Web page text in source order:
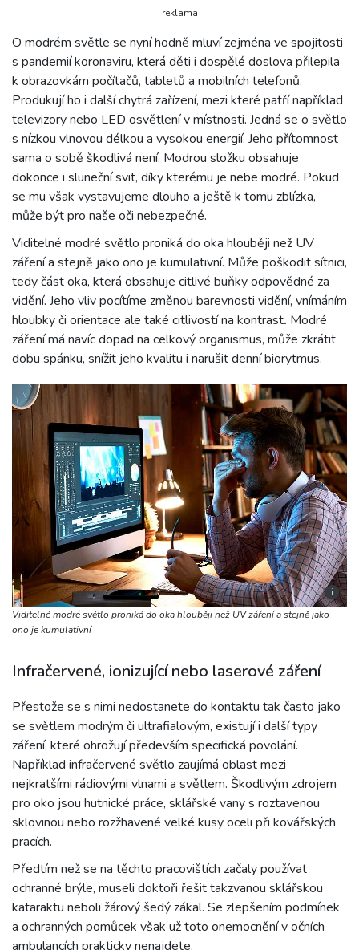
reklama
O modrém světle se nyní hodně mluví zejména ve spojitosti
s pandemií koronaviru, která děti i dospělé doslova přilepila
k obrazovkám počítačů, tabletů a mobilních telefonů.
Produkují ho i další chytrá zařízení, mezi které patří například
televizory nebo LED osvětlení v místnosti. Jedná se o světlo
s nízkou vlnovou délkou a vysokou energií. Jeho přítomnost
sama o sobě škodlivá není. Modrou složku obsahuje
dokonce i sluneční svit, díky kterému je nebe modré. Pokud
se mu však vystavujeme dlouho a ještě k tomu zblízka,
může být pro naše oči nebezpečné.
Viditelné modré světlo proniká do oka hlouběji než UV
záření a stejně jako ono je kumulativní. Může poškodit sítnici,
tedy část oka, která obsahuje citlivé buňky odpovědné za
vidění. Jeho vliv pocítíme změnou barevnosti vidění, vnímáním
hloubky či orientace ale také citlivostí na kontrast. Modré
záření má navíc dopad na celkový organismus, může zkrátit
dobu spánku, snížit jeho kvalitu i narušit denní biorytmus.
i
Viditelné modré světlo proniká do oka hlouběji než UV záření a stejně jako
ono je kumulativní
Infračervené, ionizující nebo laserové záření
Přestože se s nimi nedostanete do kontaktu tak často jako
se světlem modrým či ultrafialovým, existují i další typy
záření, které ohrožují především specifická povolání.
Například infračervené světlo zaujímá oblast mezi
nejkratšími rádiovými vlnami a světlem. Škodlivým zdrojem
pro oko jsou hutnické práce, sklářské vany s roztavenou
sklovinou nebo rozžhavené velké kusy oceli při kovářských
pracích.
Předtím než se na těchto pracovištích začaly používat
ochranné brýle, museli doktoři řešit takzvanou sklářskou
kataraktu neboli žárový šedý zákal. Se zlepšením podmínek
a ochranných pomůcek však už toto onemocnění v očních
ambulancích prakticky nenajdete.